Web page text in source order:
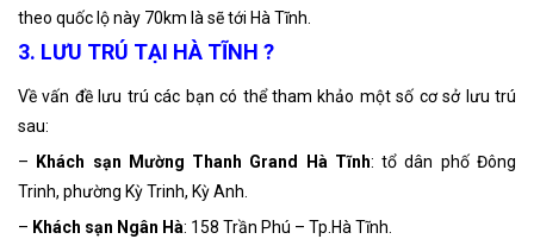
theo quốc lộ này 70km là sẽ tới Hà Tĩnh.
3. LƯU TRÚ TẠI HÀ TĨNH ?
Về vấn đề lưu trú các bạn có thể tham khảo một số cơ sở lưu trú
sau:
–
Khách sạn Mường Thanh Grand Hà Tĩnh: tổ dân phố Đông
Trinh, phường Kỳ Trinh, Kỳ Anh.
– Khách sạn Ngân Hà: 158 Trần Phú – Tp.Hà Tĩnh.